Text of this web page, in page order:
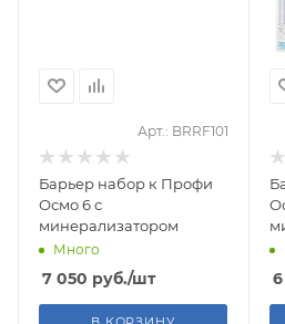
Арт.: BRRF101
Барьер набор к Профи
Осмо 6 с
минерализатором
Много
7 050 руб./шт